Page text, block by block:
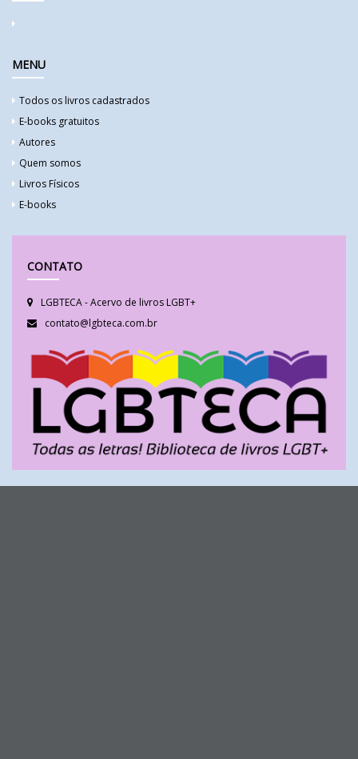
MENU
Todos os livros cadastrados
E-books gratuitos
Autores
Quem somos
Livros Físicos
E-books
CONTATO
LGBTECA - Acervo de livros LGBT+
contato@lgbteca.com.br